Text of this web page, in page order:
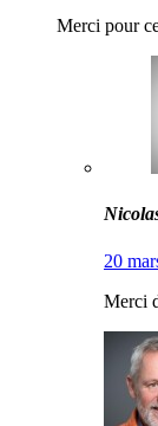
Merci pour
20
Merci